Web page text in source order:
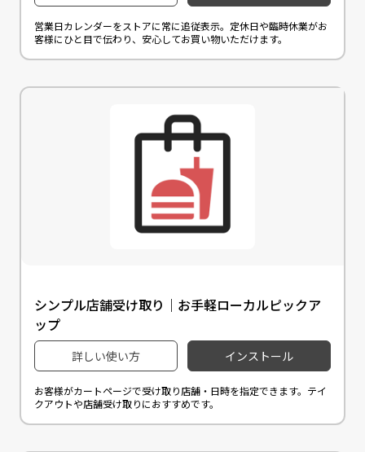
営業日カレンダーをストアに常に追従表示。定休日や臨時休業がお
客様にひと目で伝わり、安心してお買い物いただけます。
シンプル店舗受け取り｜お手軽ローカルピックア
ップ
詳しい使い方 インストール
お客様がカートページで受け取り店舗・日時を指定できます。テイ
クアウトや店舗受け取りにおすすめです。